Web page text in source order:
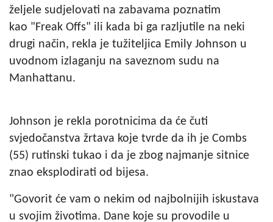
željele sudjelovati na zabavama poznatim
kao "Freak Offs" ili kada bi ga razljutile na neki
drugi način, rekla je tužiteljica Emily Johnson u
uvodnom izlaganju na saveznom sudu na
Manhattanu.
Johnson je rekla porotnicima da će čuti
svjedočanstva žrtava koje tvrde da ih je Combs
(55) rutinski tukao i da je zbog najmanje sitnice
znao eksplodirati od bijesa.
"Govorit će vam o nekim od najbolnijih iskustava
u svojim životima. Dane koje su provodile u